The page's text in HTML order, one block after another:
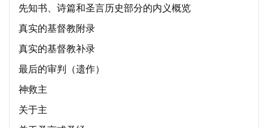
先知书、诗篇和圣言历史部分的内义概览
真实的基督教附录
真实的基督教补录
最后的审判（遗作）
神救主
关于主